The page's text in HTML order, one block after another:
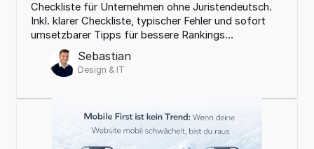
Kontakt
06
Checkliste für Unternehmen ohne Juristendeutsch.
Inkl. klarer Checkliste, typischer Fehler und sofort
umsetzbarer Tipps für bessere Rankings…
Sebastian
Design & IT